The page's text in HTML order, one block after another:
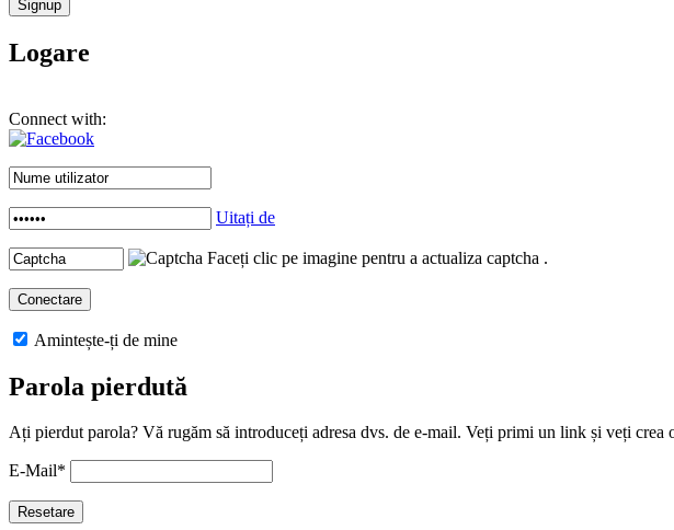
Logare
Connect with:
Uitați de
Faceți clic pe imagine pentru a actualiza captcha .
Amintește-ți de mine
Parola pierdută
Ați pierdut parola? Vă rugăm să introduceți adresa dvs. de e-mail. Veți primi un link și veți crea
E-Mail*